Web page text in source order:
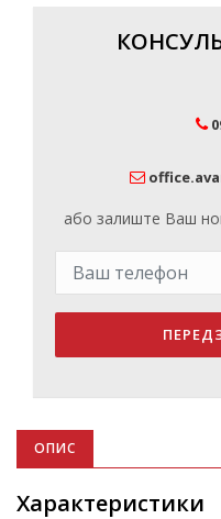
або залиште Ваш
ОПИС
Характеристики